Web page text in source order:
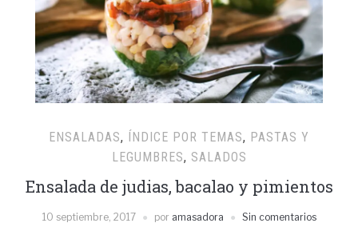
ENSALADAS, ÍNDICE POR TEMAS, PASTAS Y
LEGUMBRES, SALADOS
Ensalada de judias, bacalao y pimientos
10 septiembre, 2017 por amasadora Sin comentarios